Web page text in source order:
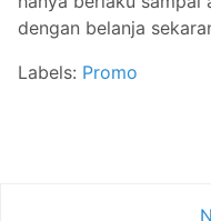
dengan belanja
Labels: Promo